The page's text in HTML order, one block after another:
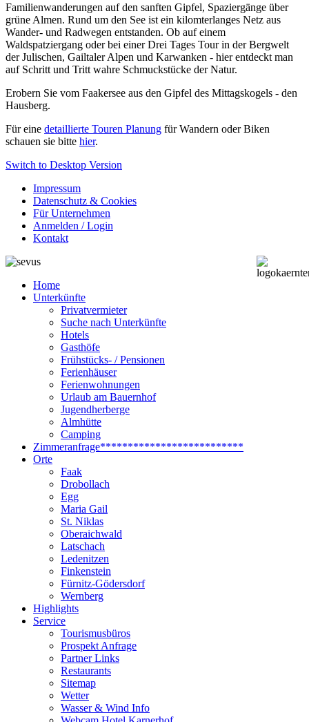
Familienwanderungen auf den sanften Gipfel, Spaziergänge über
grüne Almen. Rund um den See ist ein kilomterlanges Netz aus
Wander- und Radwegen entstanden. Ob auf einem
Waldspatziergang oder bei einer Drei Tages Tour in der Bergwelt
der Julischen, Gailtaler Alpen und Karwanken - hier entdeckt man
auf Schritt und Tritt wahre Schmuckstücke der Natur.
Erobern Sie vom Faakersee aus den Gipfel des Mittagskogels - den
Hausberg.
Für eine detaillierte Touren Planung für Wandern oder Biken
schauen sie bitte hier.
Switch to Desktop Version
Impressum
Datenschutz & Cookies
Für Unternehmen
Anmelden / Login
Kontakt
Home
Unterkünfte
Privatvermieter
Suche nach Unterkünfte
Hotels
Gasthöfe
Frühstücks- / Pensionen
Ferienhäuser
Ferienwohnungen
Urlaub am Bauernhof
Jugendherberge
Almhütte
Camping
Zimmeranfrage**************************
Orte
Faak
Drobollach
Egg
Maria Gail
St. Niklas
Oberaichwald
Latschach
Ledenitzen
Finkenstein
Fürnitz-Gödersdorf
Wernberg
Highlights
Service
Tourismusbüros
Prospekt Anfrage
Partner Links
Restaurants
Sitemap
Wetter
Wasser & Wind Info